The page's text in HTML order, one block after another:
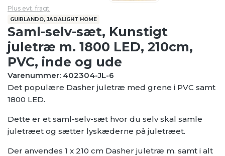
Plus evt. fragt
GUIRLANDO, JADALIGHT HOME
Saml-selv-sæt, Kunstigt
juletræ m. 1800 LED, 210cm,
PVC, inde og ude
Varenummer: 402304-JL-6
Det populære Dasher juletræ med grene i PVC samt
1800 LED.
Dette er et saml-selv-sæt hvor du selv skal samle
juletræet og sætter lyskæderne på juletræet.
Der anvendes 1 x 210 cm Dasher juletræ m. samt i alt